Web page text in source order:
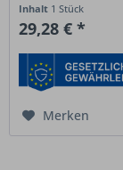
Inhalt 1 Stück
29,28 € *
Merken